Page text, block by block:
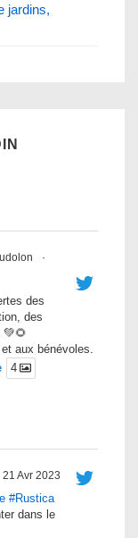
jardins,
·
des
des
💚🌻
et aux bénévoles.
4
21 Avr 2023
#Rustica
dans le